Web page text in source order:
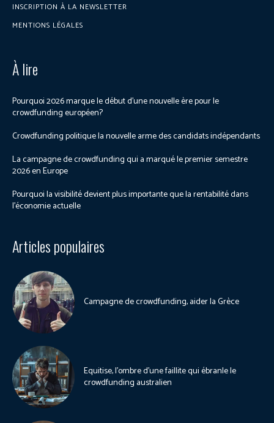
INSCRIPTION À LA NEWSLETTER
MENTIONS LÉGALES
À lire
Pourquoi 2026 marque le début d’une nouvelle ère pour le
crowdfunding européen?
Crowdfunding politique la nouvelle arme des candidats indépendants
La campagne de crowdfunding qui a marqué le premier semestre
2026 en Europe
Pourquoi la visibilité devient plus importante que la rentabilité dans
l’économie actuelle
Articles populaires
Campagne de crowdfunding, aider la Grèce
Equitise, l’ombre d’une faillite qui ébranle le
crowdfunding australien